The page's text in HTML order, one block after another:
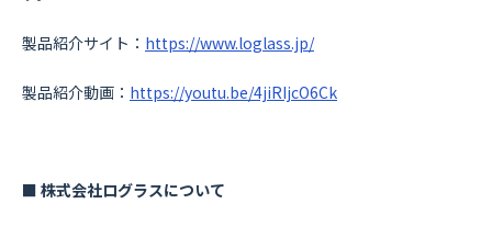
製品紹介サイト： https://www.loglass.jp/
製品紹介動画： https://youtu.be/4jiRIjcO6Ck
■ 株式会社ログラスについて